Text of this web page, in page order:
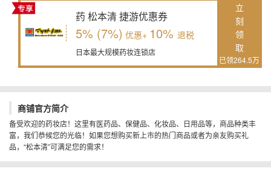
药 松本清 捷游优惠券
5% (7%) 优惠+ 10% 退税
日本最大规模药妆连锁店
立
刻
领
取
已领264.5万
商铺官方简介
备受欢迎的药妆店！这里有医药品、保健品、化妆品、日用品等，商品种类丰
富，我们恭候您的光临！如果您想购买新上市的热门商品或者为亲友购买礼
品，“松本清”可满足您的需求！